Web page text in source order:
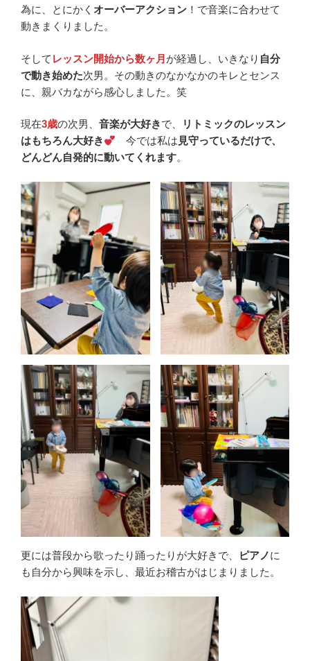
為に、とにかく オーバーアクション ！で音楽に合わせて
動きまくりました。
そして レッスン開始から数ヶ月 が経過し、いきなり 自分
で動き始めた次男。その動きのなかなかのキレとセンス
に、親バカながら感心しました。笑
現在3歳の次男、 音楽が大好きで、
リトミックのレッスン
はもちろん大好き
今では私は 見守っているだけで、
どんどん自発的に動いてくれます。
更には普段から歌ったり踊ったりが大好きで、 ピアノに
も自分から興味を示し、最近お稽古がはじまりました。